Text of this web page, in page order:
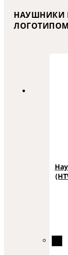
НАУШНИКИ